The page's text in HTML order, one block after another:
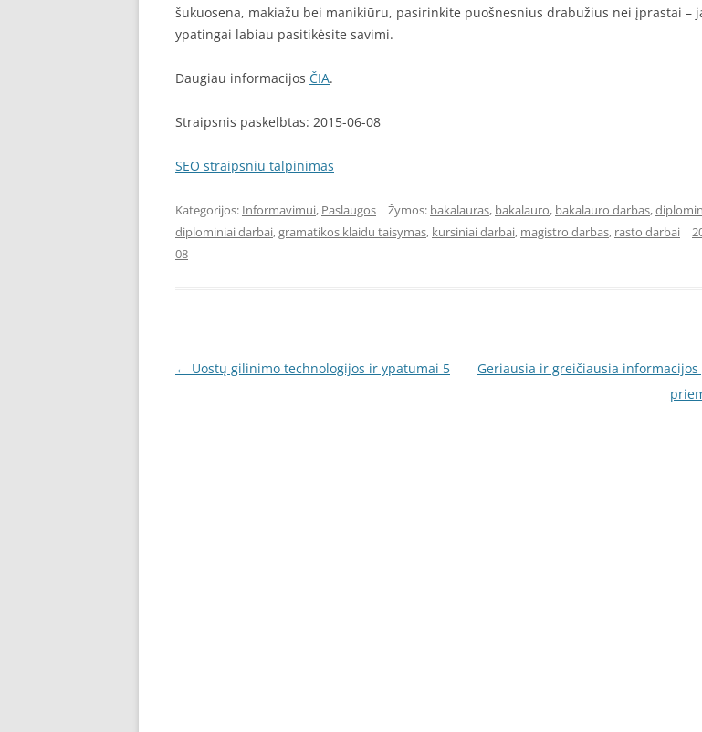
šukuosena, makiažu bei manikiūru, pasirinkite puošnesnius drabužius nei įprastai –
ypatingai labiau pasitikėsite savimi.
Daugiau informacijos ČIA.
Straipsnis paskelbtas: 2015-06-08
SEO straipsniu talpinimas
Kategorijos: Informavimui, Paslaugos | Žymos: bakalauras, bakalauro, bakalauro darbas,
diplominiai darbai,gramatikos klaidu taisymas, kursiniai darbai, magistro darbas, rasto darbai |
08
Įrašo
← Uostų gilinimo technologijos ir ypatumai 5
Geriausia ir greičiausia informacijos